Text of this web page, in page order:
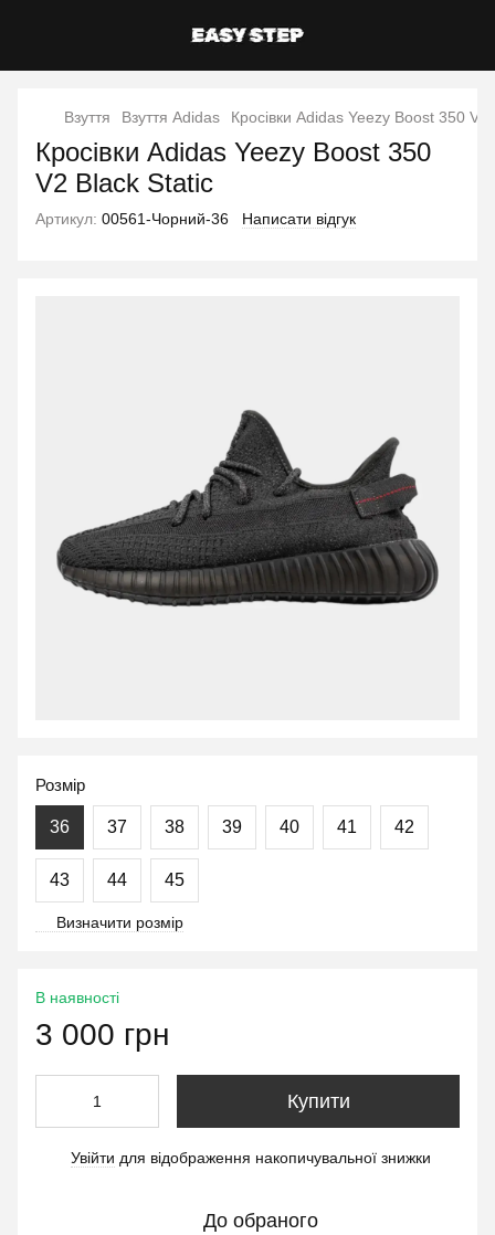
Взуття Взуття Adidas Кросівки Adidas Yeezy Boost 350 V2
Кросівки Adidas Yeezy Boost 350
V2 Black Static
Артикул: 00561-Чорний-36 Написати відгук
Розмір
36 37 38 39 40 41 42
43 44 45
Визначити розмір
В наявності
3 000 грн
Купити
Увійти для відображення накопичувальної знижки
До обраного